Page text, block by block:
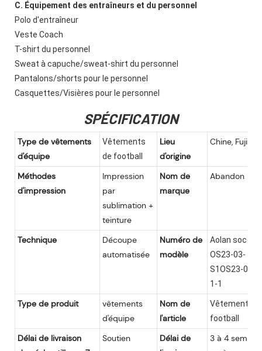
C. Équipement des entraîneurs et du personnel
Polo d'entraîneur
Veste Coach
T-shirt du personnel
Sweat à capuche/sweat-shirt du personnel
Pantalons/shorts pour le personnel
Casquettes/Visières pour le personnel
SPÉCIFICATION
Type de vêtements
d'équipe
Vêtements
de football
Lieu
d'origine
Chine, Fujian
Méthodes
d'impression
Impression
par
sublimation +
teinture
Nom de
marque
Abandon
Technique
Découpe
automatisée
Numéro de
modèle
Aolan soccer
OS23-03-
S1OS23-04-
1-1
Type de produit
vêtements
d'équipe
Nom de
l'article
Vêtements
football
Délai de livraison
Soutien
Délai de
3 à 4